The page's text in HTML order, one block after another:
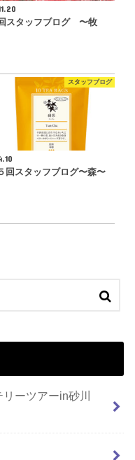
スタッフブログ 〜牧
スタッフブログ
回スタッフブログ〜森〜
ーツアーin砂川